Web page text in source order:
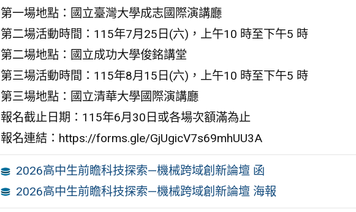
第一場地點：國立臺灣大學成志國際演講廳
第二場活動時間：115年7月25日(六)，上午10 時至下午5 時
第二場地點：國立成功大學俊銘講堂
第三場活動時間：115年8月15日(六)，上午10 時至下午5 時
第三場地點：國立清華大學國際演講廳
報名截止日期：115年6月30日或各場次額滿為止
報名連結：https://forms.gle/GjUgicV7s69mhUU3A
2026高中生前瞻科技探索—機械跨域創新論壇 函
2026高中生前瞻科技探索—機械跨域創新論壇 海報